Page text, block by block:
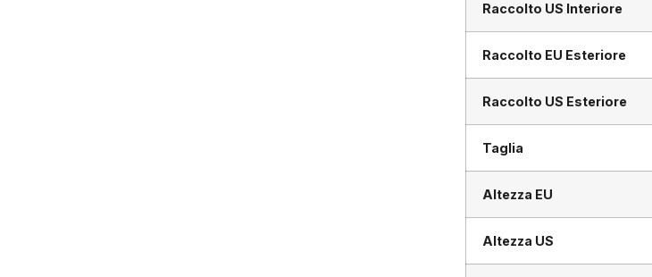
Raccolto US Interiore
Raccolto EU Esteriore
Raccolto US Esteriore
Taglia
Altezza EU
Altezza US